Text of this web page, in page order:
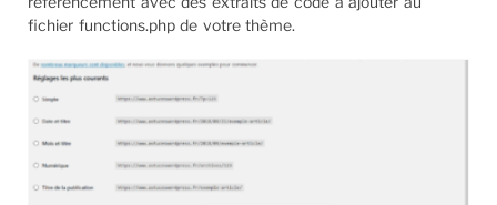
fichier functions.php de votre thème.